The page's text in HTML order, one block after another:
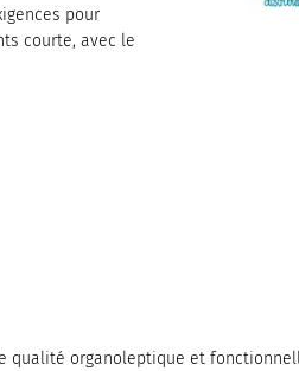
pour
courte, avec le
organoleptique et